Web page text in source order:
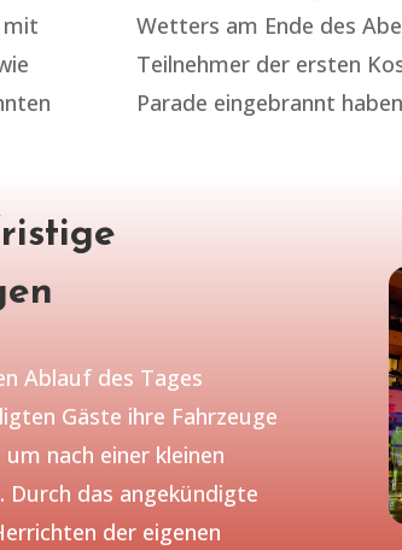
mit
Wetters am Ende des
Teilnehmer der ersten
Parade eingebrannt
Ablauf des Tages
Gäste ihre Fahrzeuge
nach einer kleinen
das angekündigte
der eigenen